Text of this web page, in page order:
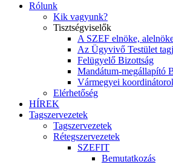
Rólunk
Kik vagyunk?
Tisztségviselők
A SZEF elnöke,
Az Ügyvivő Testület
Felügyelő Bizottság
Mandátum-megállapító
Vármegyei
Elérhetőség
HÍREK
Tagszervezetek
Tagszervezetek
Rétegszervezetek
SZEFIT
Bemutatkozás